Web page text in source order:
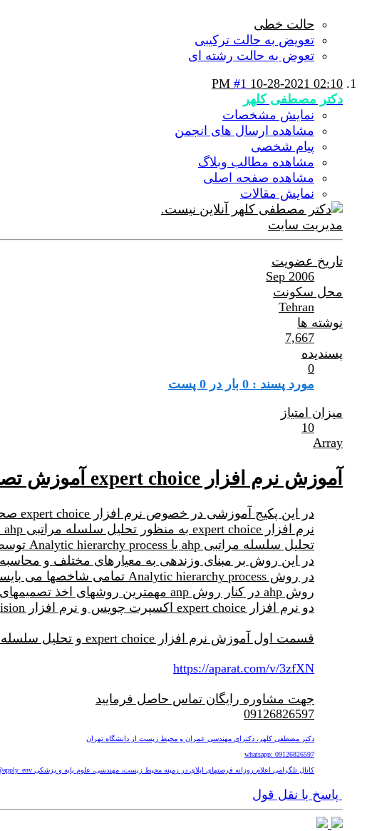
حالت خطی
تعویض به حالت ترکیبی
تعوض به حالت رشته ای
10-28-2021 02:10 PM
#1
دکتر مصطفی کلهر
نمایش مشخصات
مشاهده ارسال های انجمن
پیام شخصی
مشاهده مطالب وبلاگ
مشاهده صفحه اصلی
نمایش مقالات
مدیریت سایت
تاریخ عضویت
Sep 2006
محل سکونت
Tehran
نوشته ها
7,667
پسندیده
0
مورد پسند : 0 بار در 0 پست
میزان امتیاز
10
Array
آموزش نرم افزار expert choice آموزش تصمیم گیری چند شاخصه
در این پکیج آموزشی در خصوص نرم افزار expert choice صحبت شده است.
نرم افزار expert choice به منظور تحلیل سلسله مراتبی ahp جهت اخذ تصمیم گیریهای چند شاخصه به کار می رود.
تحلیل سلسله مراتبی ahp یا Analytic hierarchy process توسط آقای saaty ارائه شده است.
در این روش بر مبنای وزندهی به معیارهای مختلف و
در روش Analytic hierarchy process تمامی شاخصها می بایست به حالت دو به دو pairwise با یکدیگر مقایسه و وزندهی شوند.
روش ahp در کنار روش anp مهمترین روشهای اخذ تصمیمهای چند معیاره می باشند.
دو نرم افزار expert choice اکسپرت چویس و نرم افزار super decision سوپر دسیژن در این مورد استفاده می شوند.
قسمت اول آموزش نرم افزار expert choice و تحلیل سلسله مراتبی را از لینک زیر ملاحظه بفرمایید:
https://aparat.com/v/3zfXN
جهت مشاوره رایگان تماس حاصل فرمایید
09126826597
دکتر مصطفی کلهر، دکترای مهندسی عمران و محیط زیست از دانشگاه تهران
whatsapp: 09126826597
کانال تلگرامی اعلام روزانه فرصتهای اپلای در زمینه محیط زیست، مهندسی، علوم پایه و پزشکی apply_env@
پاسخ با نقل قول